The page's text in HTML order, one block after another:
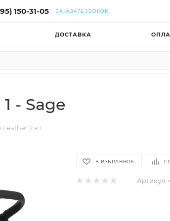
150-31-05 ЗАКАЗАТЬ ЗВОНОК
ДОСТАВКА
- Sage
2 в 1
В ИЗБРАННОЕ
Артикул: